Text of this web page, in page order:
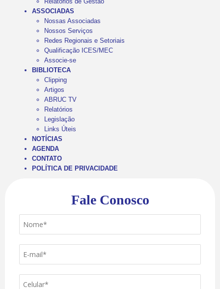
ASSOCIADAS
Nossas Associadas
Nossos Serviços
Redes Regionais e Setoriais
Qualificação ICES/MEC
Associe-se
BIBLIOTECA
Clipping
Artigos
ABRUC TV
Relatórios
Legislação
Links Úteis
NOTÍCIAS
AGENDA
CONTATO
POLÍTICA DE PRIVACIDADE
Fale Conosco